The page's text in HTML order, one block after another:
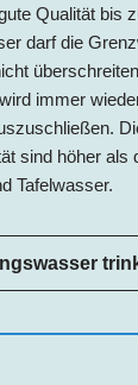
Qualität bis
darf die
immer
sind höher als
Tafelwasser.